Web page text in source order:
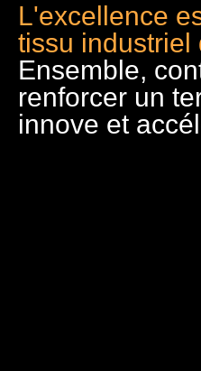
L'excellence
tissu industriel
Ensemble,
renforcer un
innove et